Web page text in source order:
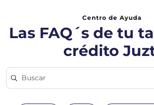
Centro de Ayuda
Las FAQ´s de tu
crédito